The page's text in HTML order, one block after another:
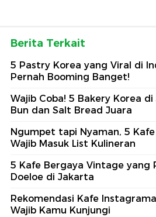
Berita Terkait
5 Pastry Korea yang Viral di
Pernah Booming Banget!
Wajib Coba! 5 Bakery Korea
Bun dan Salt Bread Juara
Ngumpet tapi Nyaman, 5
Wajib Masuk List Kulineran
5 Kafe Bergaya Vintage yang
Doeloe di Jakarta
Rekomendasi Kafe
Wajib Kamu Kunjungi